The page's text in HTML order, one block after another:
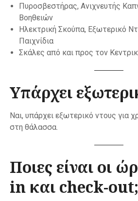
Πυροσβεστήρας, Ανιχνευτής
Βοηθειών
Ηλεκτρική Σκούπα, Εξωτερικό
Παιχνίδια
Σκάλες από και προς τον
Υπάρχει
Ναι, υπάρχει εξωτερικό ντους για
στη θάλασσα.
Ποιες είναι οι
in και check-out;